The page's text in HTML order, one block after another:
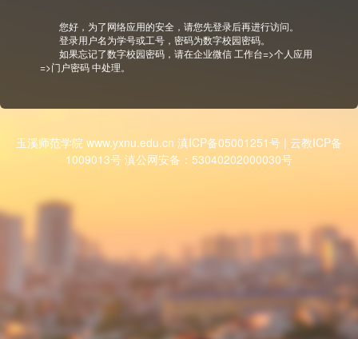
您好，为了网络应用的安全，请您先登录后再进行访问。
登录用户名为学号或工号，密码为数字校园密码。
如果忘记了数字校园密码，请在企业微信 工作台=>个人应用
=>门户密码 中处理。
玉溪师范学院 www.yxnu.edu.cn 滇ICP备05001251号 | 云教ICP备
1009013号 滇公网安备：53040202000030号